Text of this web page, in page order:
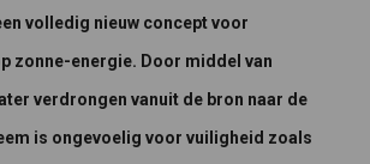
volledig nieuw concept voor
zonne-energie. Door middel van
verdrongen vanuit de bron naar de
is ongevoelig voor vuiligheid zoals